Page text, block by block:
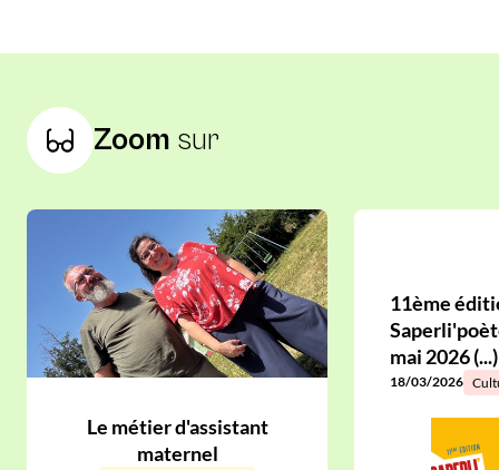
Zoom sur
Le métier d'assistant
maternel
11ème
mai 2026 (...)
18/03/2026